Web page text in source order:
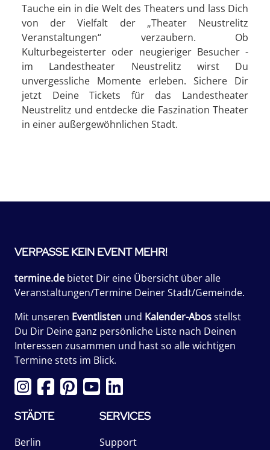
Tauche ein in die Welt des Theaters und lass Dich
von der Vielfalt der „Theater Neustrelitz
Veranstaltungen“ verzaubern. Ob
Kulturbegeisterter oder neugieriger Besucher -
im Landestheater Neustrelitz wirst Du
unvergessliche Momente erleben. Sichere Dir
jetzt Deine Tickets für das Landestheater
Neustrelitz und entdecke die Faszination Theater
in einer außergewöhnlichen Stadt.
VERPASSE KEIN EVENT MEHR!
termine.de bietet Dir eine Übersicht über alle
Veranstaltungen/Termine Deiner Stadt/Gemeinde.
Mit unseren Eventlisten und Kalender-Abosstellst
Du Dir Deine ganz persönliche Liste nach Deinen
Interessen zusammen und hast so alle wichtigen
Termine stets im Blick.
STÄDTE
Berlin
SERVICES
Support